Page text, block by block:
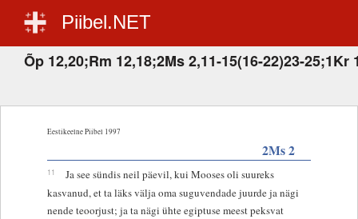
Piibel.NET
Õp 12,20;Rm 12,18;2Ms 2,11-15(16-22)23-25;1Kr
Eestikeelne Piibel 1997
2Ms 2
11
Ja see sündis neil päevil, kui Mooses oli suureks
kasvanud, et ta läks välja oma suguvendade juurde ja nägi
nende teoorjust; ja ta nägi ühte egiptuse meest peksvat